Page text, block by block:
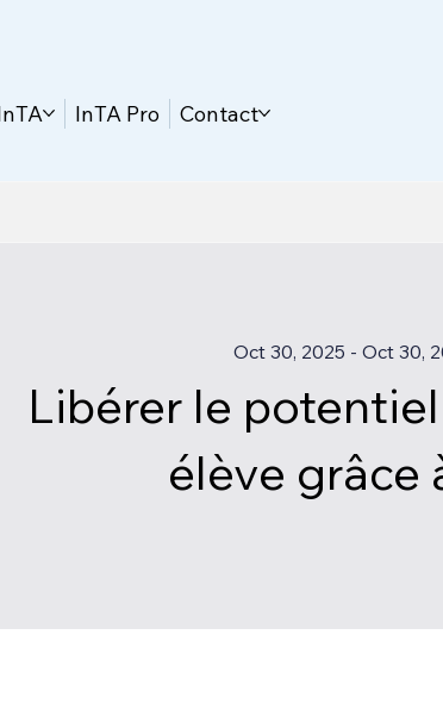
InTA Pro Contact
Libérer le
élève grâce
Oct 30, 2025 - Oct 30,